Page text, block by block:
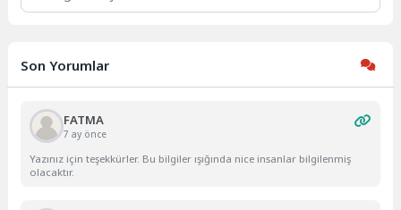
Son Yorumlar
FATMA
7 ay önce
Yazınız için teşekkürler. Bu bilgiler ışığında nice insanlar bilgilenmiş
olacaktır.